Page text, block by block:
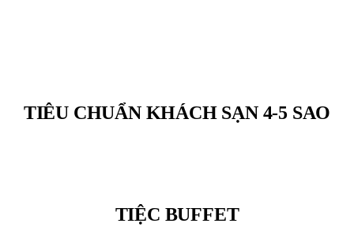
TIÊU CHUẨN KHÁCH SẠN 4-5 SAO
TIỆC BUFFET